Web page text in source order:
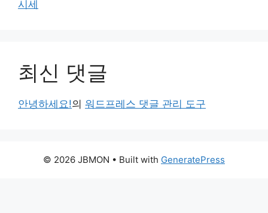
시세
최신 댓글
안녕하세요!의 워드프레스 댓글 관리 도구
© 2026 JBMON • Built with GeneratePress